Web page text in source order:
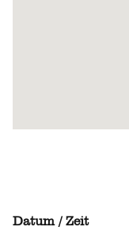
Datum / Zeit